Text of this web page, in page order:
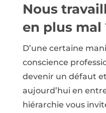
Nous
en plus mal
D’une certaine
conscience
devenir un défaut
aujourd’hui en
hiérarchie vous